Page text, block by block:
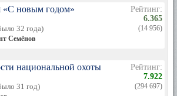
«С новым годом»
32 года)
Семёнов
Рейтинг:
6.365
(14 956)
национальной охоты
31 год)
Рейтинг:
7.922
(294 697)